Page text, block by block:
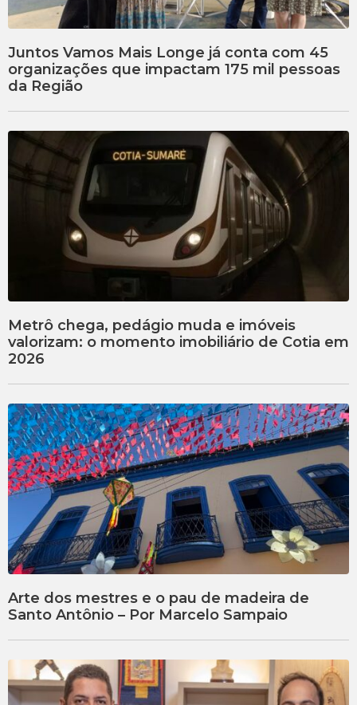
Juntos Vamos Mais Longe já conta com 45
organizações que impactam 175 mil pessoas
da Região
Metrô chega, pedágio muda e imóveis
valorizam: o momento imobiliário de Cotia em
2026
Arte dos mestres e o pau de madeira de
Santo Antônio – Por Marcelo Sampaio